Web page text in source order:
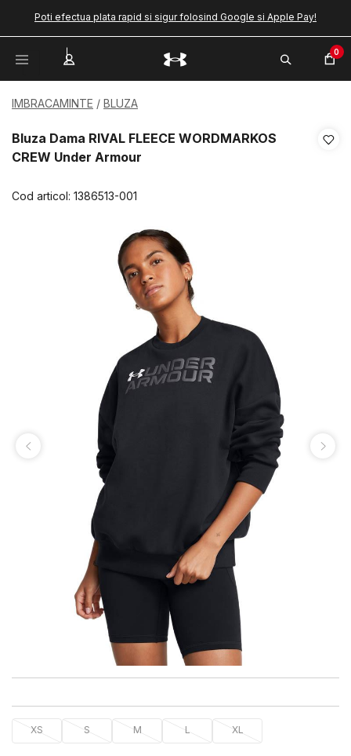
Poti efectua plata rapid si sigur folosind Google si Apple Pay!
0
IMBRACAMINTE BLUZA
Bluza Dama RIVAL FLEECE WORDMARKOS
CREW Under Armour
Cod articol: 1386513-001
XS S M L XL